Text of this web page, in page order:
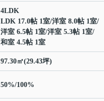
4LDK
LDK 17.0帖 1室/洋室 8.0帖 1室/
洋室 6.5帖 1室/洋室 5.3帖 1室/
和室 4.5帖 1室
97.30㎡(29.43坪)
50%/100%